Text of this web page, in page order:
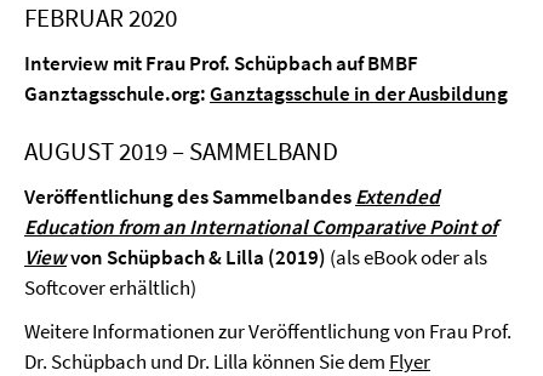
FEBRUAR 2020
Interview mit Frau Prof. Schüpbach auf BMBF
Ganztagsschule.org:Ganztagsschule in der Ausbildung
AUGUST 2019 – SAMMELBAND
Veröffentlichung des SammelbandesExtended
Education from an International Comparative Point of
Viewvon Schüpbach & Lilla (2019) (als eBook oder als
Softcover erhältlich)
Weitere Informationen zur Veröffentlichung von Frau Prof.
Dr. Schüpbach und Dr. Lilla können Sie dem Flyer